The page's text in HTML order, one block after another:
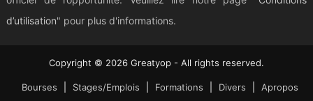
d’utilisation" pour plus d'informations.
Copyright © 2026 Greatyop - All rights reserved.
Bourses Stages/Emplois Formations Divers Apropos